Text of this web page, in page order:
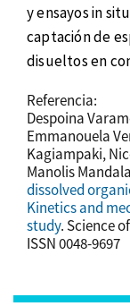
y ensayos in
captación de
disueltos en
Referencia:
Despoina
Emmanouela
Kagiampaki,
Manolis
dissolved
Kinetics and
study. Science
ISSN 0048-9697